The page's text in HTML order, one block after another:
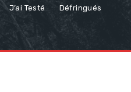
J’ai Testé Défringués